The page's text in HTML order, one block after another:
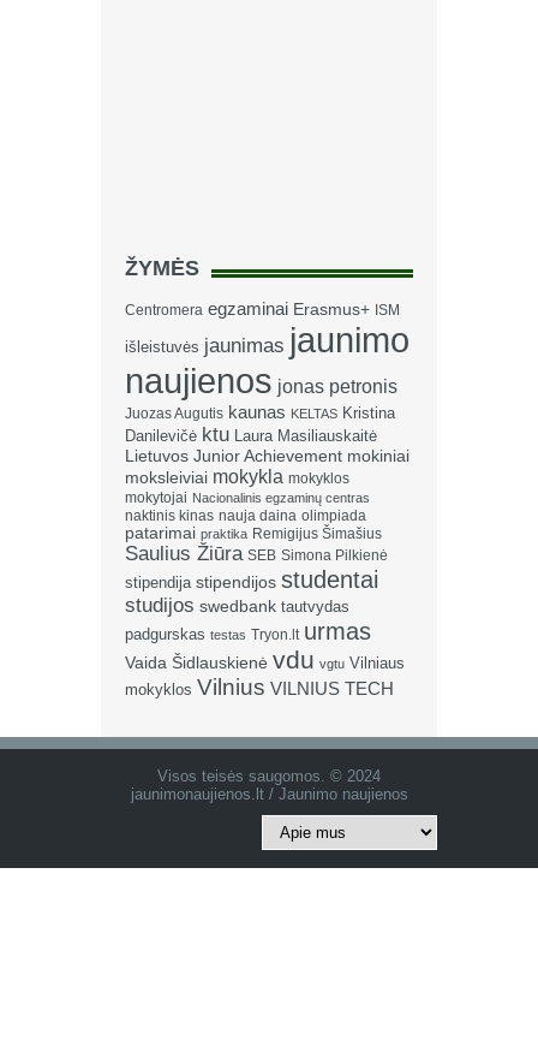
ŽYMĖS
Centromera egzaminai Erasmus+ ISM
išleistuvės jaunimas jaunimo
naujienos jonas petronis
Juozas Augutis kaunas KELTAS Kristina
Danilevičė ktu Laura Masiliauskaitė
Lietuvos Junior Achievement mokiniai
moksleiviai mokykla mokyklos
mokytojai Nacionalinis egzaminų centras
naktinis kinas nauja daina olimpiada
patarimai praktika Remigijus Šimašius
Saulius Žiūra SEB Simona Pilkienė
stipendija stipendijos studentai
studijos swedbank tautvydas
padgurskas testas Tryon.lt urmas
Vaida Šidlauskienė vdu vgtu Vilniaus
mokyklos Vilnius VILNIUS TECH
Visos teisės saugomos. © 2024
jaunimonaujienos.lt / Jaunimo naujienos